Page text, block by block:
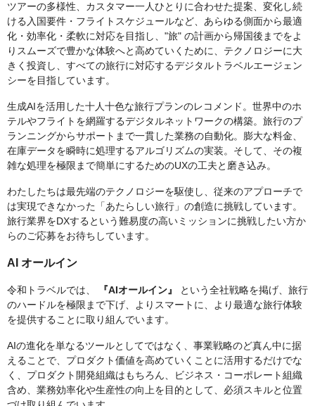
ツアーの多様性、カスタマー一人ひとりに合わせた提案、変化し続
ける入国要件・フライトスケジュールなど、あらゆる側面から最適
化・効率化・柔軟に対応を目指し、"旅" の計画から帰国後までをよ
りスムーズで豊かな体験へと高めていくために、テクノロジーに大
きく投資し、すべての旅行に対応するデジタルトラベルエージェン
シーを目指しています。
生成AIを活用した十人十色な旅行プランのレコメンド。世界中のホ
テルやフライトを網羅するデジタルネットワークの構築。旅行のプ
ランニングからサポートまで一貫した業務の自動化。膨大な料金、
在庫データを瞬時に処理するアルゴリズムの実装。そして、その複
雑な処理を極限まで簡単にするためのUXの工夫と磨き込み。
わたしたちは最先端のテクノロジーを駆使し、従来のアプローチで
は実現できなかった「あたらしい旅行」の創造に挑戦しています。
旅行業界をDXするという難易度の高いミッションに挑戦したい方か
らのご応募をお待ちしています。
AI オールイン
令和トラベルでは、 『AIオールイン』
という全社戦略を掲げ、旅行
のハードルを極限まで下げ、よりスマートに、より最適な旅行体験
を提供することに取り組んでいます。
AIの進化を単なるツールとしてではなく、事業戦略のど真ん中に据
えることで、プロダクト価値を高めていくことに活用するだけでな
く、プロダクト開発組織はもちろん、ビジネス・コーポレート組織
含め、業務効率化や生産性の向上を目的として、必須スキルと位置